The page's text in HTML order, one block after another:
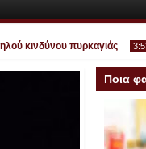
πυρκαγιάς 3:53 AM Η
Ποια
σήμερα